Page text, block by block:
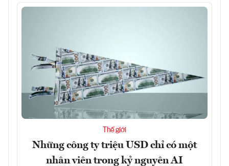
Thế giới
Những công ty triệu USD chỉ có một
nhân viên trong kỷ nguyên AI